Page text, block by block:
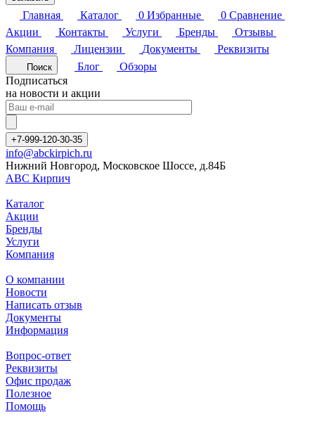
Главная Каталог 0 Избранные 0 Сравнение
Акции
Контакты Услуги Бренды
Отзывы
Компания
Лицензии Документы Реквизиты
Поиск Блог
Обзоры
Подписаться
на новости и акции
+7-999-120-30-35
info@abckirpich.ru
Нижний Новгород, Московское Шоссе, д.84Б
АВС Кирпич
Каталог
Акции
Бренды
Услуги
Компания
О компании
Новости
Написать отзыв
Документы
Информация
Вопрос-ответ
Реквизиты
Офис продаж
Полезное
Помощь